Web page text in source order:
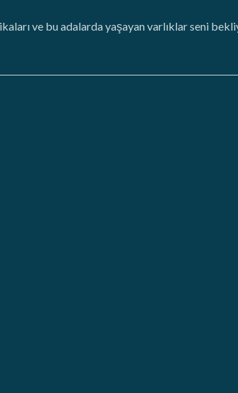
ve bu adalarda yaşayan varlıklar seni